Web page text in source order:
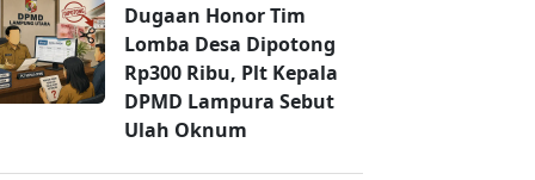
Dugaan Honor Tim
Lomba Desa Dipotong
Rp300 Ribu, Plt Kepala
DPMD Lampura Sebut
Ulah Oknum